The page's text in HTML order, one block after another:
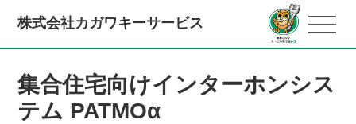
株式会社カガワキーサービス
集合住宅向けインターホンシス
テム PATMOα